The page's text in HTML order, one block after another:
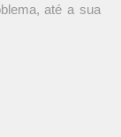
até a sua